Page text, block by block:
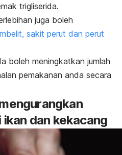
trigliserida.
juga boleh
sakit perut dan perut
boleh meningkatkan jumlah
pemakanan anda secara
dan kekacang